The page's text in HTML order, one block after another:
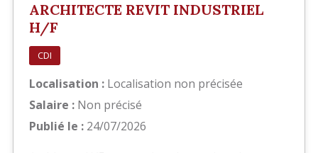
durée d'un an et à co…
ARCHITECTE REVIT INDUSTRIEL
H/F
CDI
Localisation : Localisation non précisée
Salaire : Non précisé
Publié le : 24/07/2026